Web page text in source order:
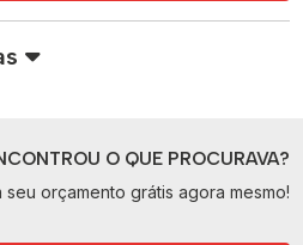
O QUE PROCURAVA?
seu orçamento grátis agora mesmo!